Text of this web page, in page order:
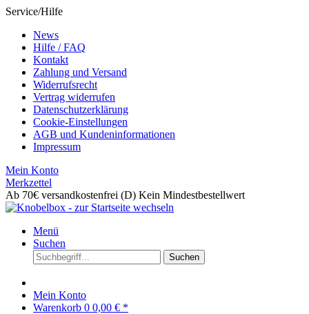
Service/Hilfe
News
Hilfe / FAQ
Kontakt
Zahlung und Versand
Widerrufsrecht
Vertrag widerrufen
Datenschutzerklärung
Cookie-Einstellungen
AGB und Kundeninformationen
Impressum
Mein Konto
Merkzettel
Ab 70€ versandkostenfrei (D) Kein Mindestbestellwert
Menü
Suchen
Suchen
Mein Konto
Warenkorb 0 0,00 € *